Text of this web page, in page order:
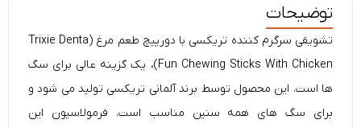
توضیحات
تشویقی سرگرم کننده تریکسی با دورپیچ طعم مرغ (Trixie Denta
Fun Chewing Sticks With Chicken)، یک گزینه عالی برای سگ
ها است. این محصول توسط برند آلمانی تریکسی تولید می شود و
برای سگ های همه سنین مناسب است. فرمولاسیون این